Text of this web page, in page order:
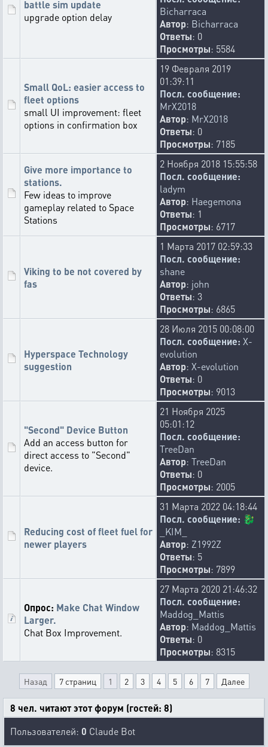
battle sim update
upgrade option delay
Bicharraca
Автор: Bicharraca
Ответы: 0
Просмотры: 5584
Small QoL: easier access to
fleet options
small UI improvement: fleet
options in confirmation box
19 Февраля 2019
01:39:11
Посл. сообщение:
MrX2018
Автор: MrX2018
Ответы: 0
Просмотры: 7185
Give more importance to
stations.
Few ideas to improve
gameplay related to Space
Stations
2 Ноября 2018 15:55:58
Посл. сообщение:
ladym
Автор: Haegemona
Ответы: 1
Просмотры: 6717
Viking to be not covered by
fas
1 Марта 2017 02:59:33
Посл. сообщение:
shane
Автор: john
Ответы: 3
Просмотры: 6865
Hyperspace Technology
suggestion
28 Июля 2015 00:08:00
Посл. сообщение: X-
evolution
Автор: X-evolution
Ответы: 0
Просмотры: 9013
"Second" Device Button
Add an access button for
direct access to "Second"
device.
21 Ноября 2025
05:01:12
Посл. сообщение:
TreeDan
Автор: TreeDan
Ответы: 0
Просмотры: 2005
Reducing cost of fleet fuel for
newer players
31 Марта 2022 04:18:44
Посл. сообщение: 🐉
_KIM_
Автор: Z1992Z
Ответы: 5
Просмотры: 7899
Опрос: Make Chat Window
Larger.
Chat Box Improvement.
27 Марта 2020 21:46:32
Посл. сообщение:
Maddog_Mattis
Автор: Maddog_Mattis
Ответы: 0
Просмотры: 8315
Назад 7 страниц 1 2 3 4 5 6 7 Далее
8 чел. читают этот форум (гостей: 8)
Пользователей: 0 Claude Bot